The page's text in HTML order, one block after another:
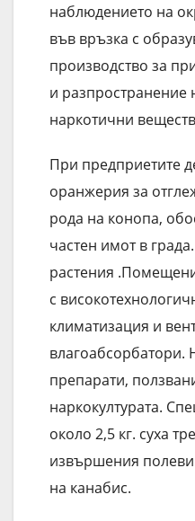
наблюдението на
във връзка с
производство за
и разпространение
наркотични
При предприетите
оранжерия за
рода на конопа,
частен имот в
растения
с
климатизация и
препарати,
наркокултурата.
около 2,5 кг. суха
извършения полеви
на канабис.